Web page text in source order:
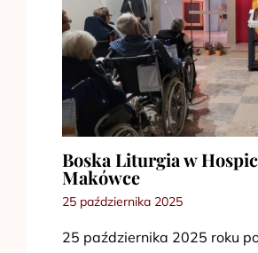
Boska Liturgia w
Makówce
25 października 2025
25 października 2025 roku